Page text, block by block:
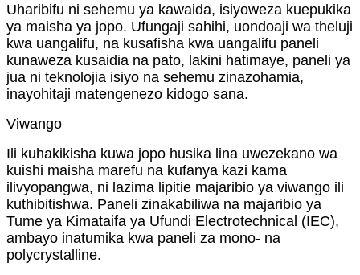
Uharibifu ni sehemu ya kawaida, isiyoweza kuepukika
ya maisha ya jopo. Ufungaji sahihi, uondoaji wa theluji
kwa uangalifu, na kusafisha kwa uangalifu paneli
kunaweza kusaidia na pato, lakini hatimaye, paneli ya
jua ni teknolojia isiyo na sehemu zinazohamia,
inayohitaji matengenezo kidogo sana.
Viwango
Ili kuhakikisha kuwa jopo husika lina uwezekano wa
kuishi maisha marefu na kufanya kazi kama
ilivyopangwa, ni lazima lipitie majaribio ya viwango ili
kuthibitishwa. Paneli zinakabiliwa na majaribio ya
Tume ya Kimataifa ya Ufundi Electrotechnical (IEC),
ambayo inatumika kwa paneli za mono- na
polycrystalline.